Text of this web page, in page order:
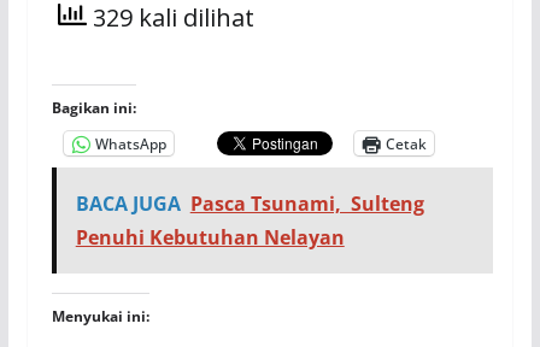
329 kali dilihat
Bagikan ini:
WhatsApp
Cetak
BACA JUGA Pasca Tsunami, Sulteng
Penuhi Kebutuhan Nelayan
Menyukai ini: